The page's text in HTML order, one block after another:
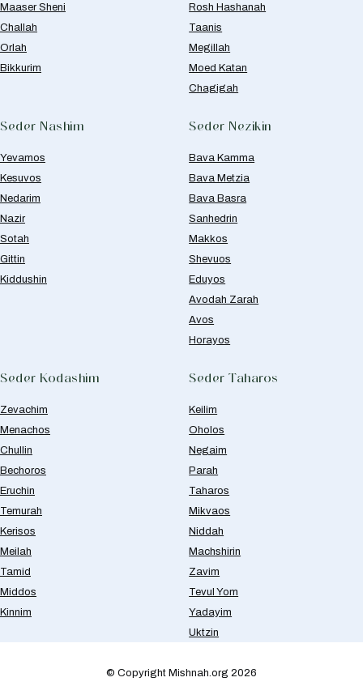
Maaser Sheni
Challah
Orlah
Bikkurim
Rosh Hashanah
Taanis
Megillah
Moed Katan
Chagigah
Seder Nashim
Yevamos
Kesuvos
Nedarim
Nazir
Sotah
Gittin
Kiddushin
Seder Nezikin
Bava Kamma
Bava Metzia
Bava Basra
Sanhedrin
Makkos
Shevuos
Eduyos
Avodah Zarah
Avos
Horayos
Seder Kodashim
Zevachim
Menachos
Chullin
Bechoros
Eruchin
Temurah
Kerisos
Meilah
Tamid
Middos
Kinnim
Seder Taharos
Keilim
Oholos
Negaim
Parah
Taharos
Mikvaos
Niddah
Machshirin
Zavim
Tevul Yom
Yadayim
Uktzin
© Copyright Mishnah.org 2026